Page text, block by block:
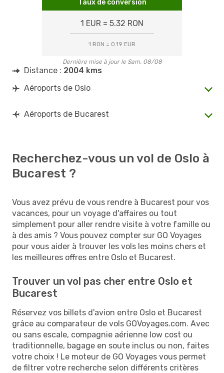
Taux de conversion
1 EUR = 5.32 RON
1 RON = 0.19 EUR
Dernière mise à jour le Sam. 08/08
Distance : 2004 kms
Aéroports de Oslo
Aéroports de Bucarest
Recherchez-vous un vol de Oslo à
Bucarest ?
Vous avez prévu de vous rendre à Bucarest pour vos
vacances, pour un voyage d'affaires ou tout
simplement pour aller rendre visite à votre famille ou
à des amis ? Vous pouvez compter sur GO Voyages
pour vous aider à trouver les vols les moins chers et
les meilleures offres entre Oslo et Bucarest.
Trouver un vol pas cher entre Oslo et
Bucarest
Réservez vos billets d'avion entre Oslo et Bucarest
grâce au comparateur de vols GOVoyages.com. Avec
ou sans escale, compagnie aérienne low cost ou
traditionnelle, bagage en soute inclus ou non, faites
votre choix ! Le moteur de GO Voyages vous permet
de filtrer votre recherche selon différents critères